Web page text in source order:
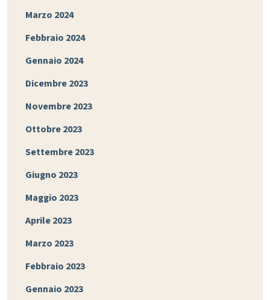
Marzo 2024
Febbraio 2024
Gennaio 2024
Dicembre 2023
Novembre 2023
Ottobre 2023
Settembre 2023
Giugno 2023
Maggio 2023
Aprile 2023
Marzo 2023
Febbraio 2023
Gennaio 2023